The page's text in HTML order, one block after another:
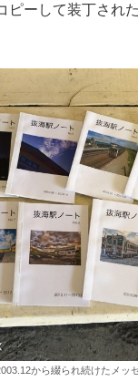
ピーして装丁され
から綴られ続けたメッ